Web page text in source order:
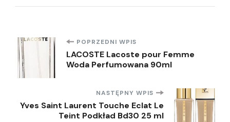
Nawigacja
wpisu
POPRZEDNI WPIS
LACOSTE Lacoste pour Femme
Woda Perfumowana 90ml
NASTĘPNY WPIS
Yves Saint Laurent Touche Eclat Le
Teint Podkład Bd30 25 ml